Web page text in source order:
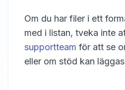
Om du har filer i ett
med i listan, tveka inte
supportteam för att se
eller om stöd kan